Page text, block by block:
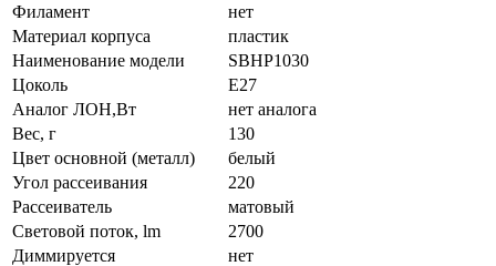
Филамент
нет
Материал корпуса
пластик
Наименование модели
SBHP1030
Цоколь
E27
Аналог ЛОН,Вт
нет аналога
Вес, г
130
Цвет основной (металл)
белый
Угол рассеивания
220
Рассеиватель
матовый
Световой поток, lm
2700
Диммируется
нет